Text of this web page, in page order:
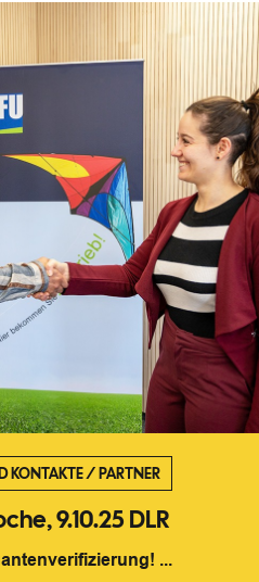
KONTAKTE/ PARTNER
9.10.25 DLR
...